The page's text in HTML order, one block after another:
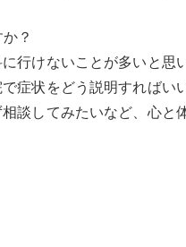
？
行けないことが多いと
症状をどう説明すれば
談してみたいなど、心